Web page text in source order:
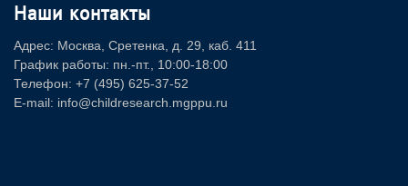
Наши контакты
Адрес: Москва, Сретенка, д. 29, каб. 411
График работы: пн.-пт., 10:00-18:00
Телефон: +7 (495) 625-37-52
E-mail: info@childresearch.mgppu.ru